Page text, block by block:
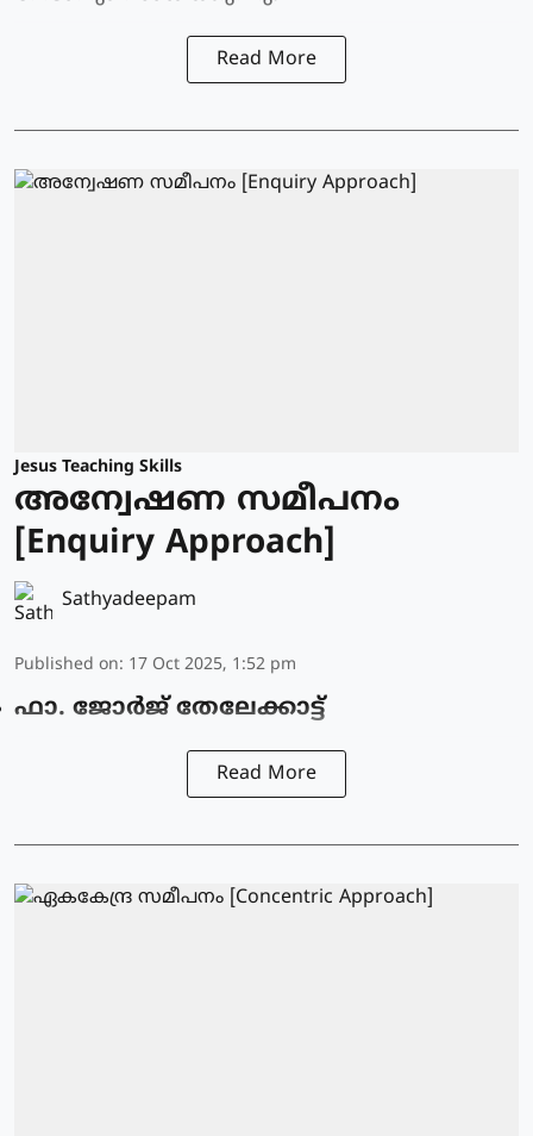
Read More
Jesus Teaching Skills
അന്വേഷണ സമീപനം
[Enquiry Approach]
Sathyadeepam
Published on: 17 Oct 2025, 1:52 pm
ഫാ. ജോർജ് തേലേക്കാട്ട്
Read More